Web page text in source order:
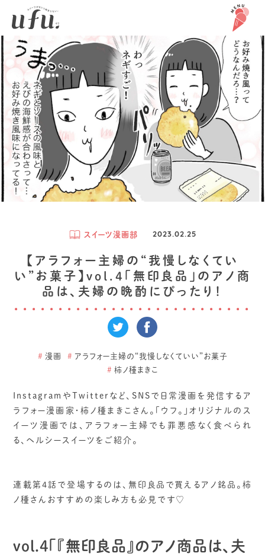
スイーツ漫画部 2023.02.25
【アラフォー主婦の“我慢しなくてい
い”お菓子】vol.4「無印良品」のアノ商
品は、夫婦の晩酌にぴったり！
# 漫画 # アラフォー主婦の“我慢しなくていい”お菓子
# 柿ノ種まきこ
InstagramやTwitterなど、SNSで日常漫画を発信するア
ラフォー漫画家・柿ノ種まきこさん。「ウフ。」オリジナルのス
イーツ漫画では、アラフォー主婦でも罪悪感なく食べられ
る、ヘルシースイーツをご紹介。
連載第4話で登場するのは、無印良品で買えるアノ銘品。柿
ノ種さんおすすめの楽しみ方も必見です♡
vol.4「『無印良品』のアノ商品は、夫